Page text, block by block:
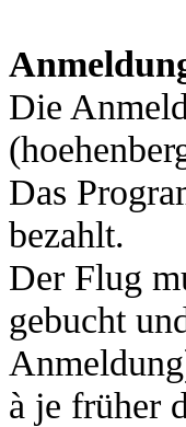
Die
Das
bezahlt.
Der Flug
gebucht
à je früher